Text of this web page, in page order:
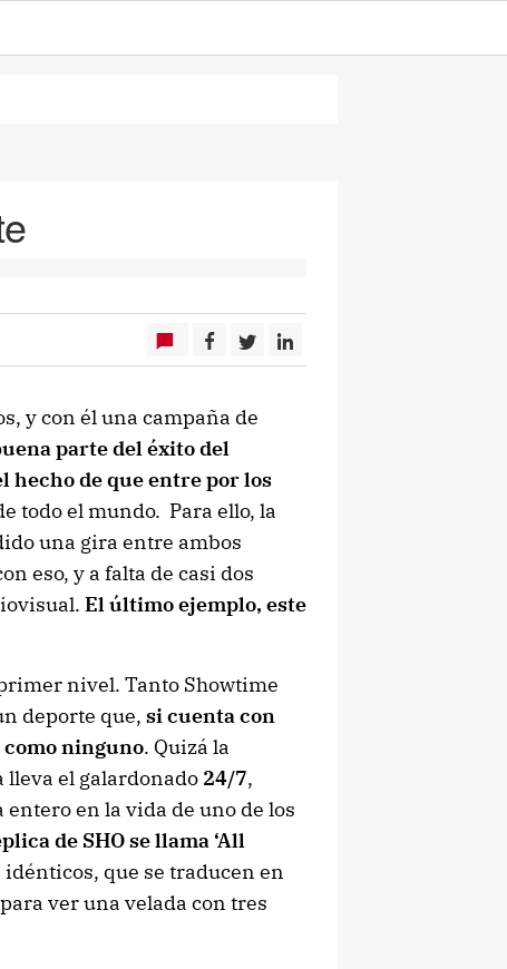
y con él una campaña de
parte del éxito del
hecho de que entre por los
todo el mundo. Para ello, la
una gira entre ambos
eso, y a falta de casi dos
El último ejemplo, este
nivel. Tanto Showtime
deporte que, si cuenta con
ninguno. Quizá la
lleva el galardonado 24/7,
en la vida de uno de los
de SHO se llama ‘All
que se traducen en
ver una velada con tres